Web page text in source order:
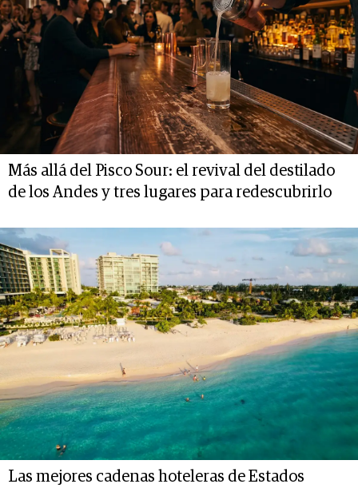
Más allá del Pisco Sour: el revival del destilado
de los Andes y tres lugares para redescubrirlo
Las mejores cadenas hoteleras de Estados